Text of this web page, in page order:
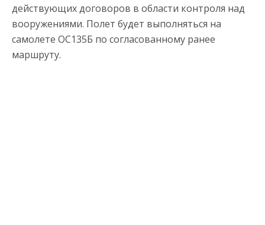
действующих договоров в области контроля над
вооружениями. Полет будет выполняться на
самолете ОС135Б по согласованному ранее
маршруту.